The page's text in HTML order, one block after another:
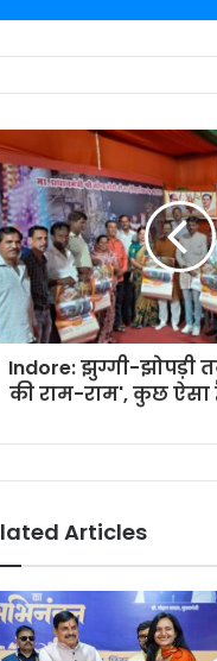
Indore: झुग्गी-झोपड़ी
की राम-राम', कुछ ऐसा
Articles